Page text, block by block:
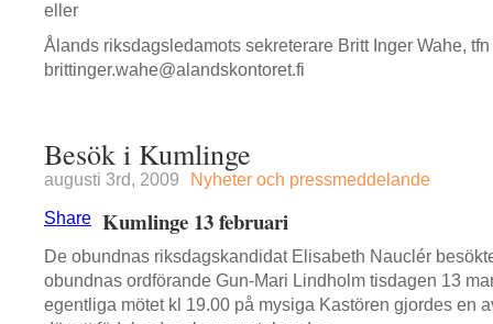
eller
Ålands riksdagsledamots sekreterare Britt Inger Wahe,
brittinger.wahe@alandskontoret.fi
Besök i Kumlinge
augusti 3rd, 2009 Nyheter och pressmeddelande
Share Kumlinge 13 februari
De obundnas riksdagskandidat Elisabeth Nauclér
obundnas ordförande Gun-Mari Lindholm tisdagen 13
egentliga mötet kl 19.00 på mysiga Kastören gjordes en